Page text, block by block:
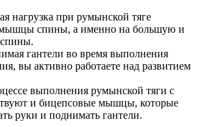
нагрузка при румынской тяге
мышцы спины, а именно на большую и
гантели во время выполнения
вы активно работаете над развитием
выполнения румынской тяги с
и бицепсовые мышцы, которые
руки и поднимать гантели.